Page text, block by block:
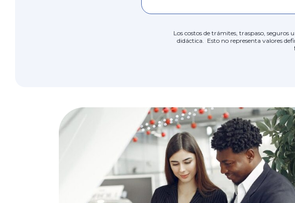
Los costos de trámites, traspaso,
didáctica. Esto no representa valores